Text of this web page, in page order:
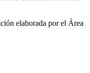
elaborada por el Área